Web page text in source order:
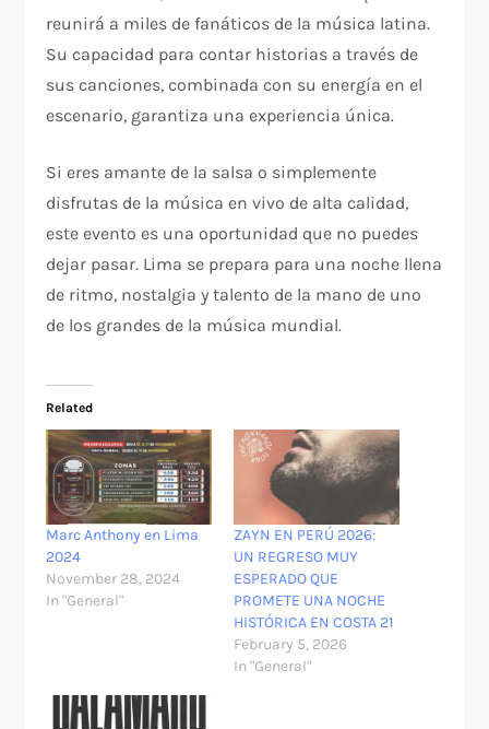
reunirá a miles de fanáticos de la música latina.
Su capacidad para contar historias a través de
sus canciones, combinada con su energía en el
escenario, garantiza una experiencia única.
Si eres amante de la salsa o simplemente
disfrutas de la música en vivo de alta calidad,
este evento es una oportunidad que no puedes
dejar pasar. Lima se prepara para una noche llena
de ritmo, nostalgia y talento de la mano de uno
de los grandes de la música mundial.
Related
Marc Anthony en Lima
2024
November 28, 2024
In "General"
ZAYN EN PERÚ 2026:
UN REGRESO MUY
ESPERADO QUE
PROMETE UNA NOCHE
HISTÓRICA EN COSTA 21
February 5, 2026
In "General"